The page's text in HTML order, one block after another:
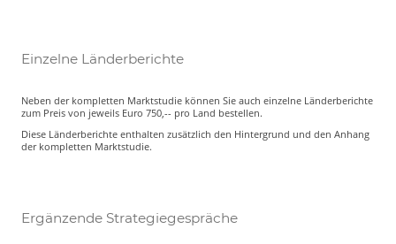
Einzelne Länderberichte
Neben der kompletten Marktstudie können Sie auch einzelne Länderberichte
zum Preis von jeweils Euro 750,-- pro Land bestellen.
Diese Länderberichte enthalten zusätzlich den Hintergrund und den Anhang
der kompletten Marktstudie.
Ergänzende Strategiegespräche